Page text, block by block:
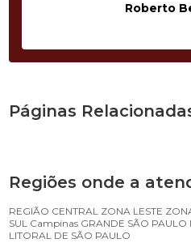
Roberto
Páginas
Regiões onde a
REGIÃO CENTRAL ZONA LESTE
SUL Campinas GRANDE SÃO PAULO
LITORAL DE SÃO PAULO